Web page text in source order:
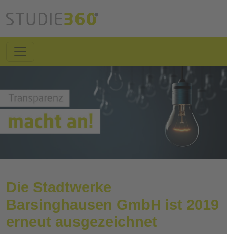
Die Stadtwerke
Barsinghausen GmbH ist 2019
erneut ausgezeichnet